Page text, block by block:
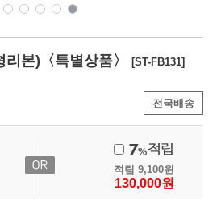
리본)〈특별상품〉[ST-FB131]
전국배송
적립 9,100원
130,000원